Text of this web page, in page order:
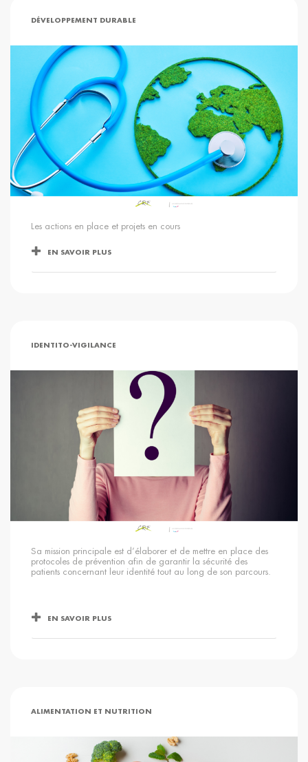
DÉVELOPPEMENT DURABLE
Les actions en place et projets en cours
EN SAVOIR PLUS
IDENTITO-VIGILANCE
Sa mission principale est d’élaborer et de mettre en place des
protocoles de prévention afin de garantir la sécurité des
patients concernant leur identité tout au long de son parcours.
EN SAVOIR PLUS
ALIMENTATION ET NUTRITION